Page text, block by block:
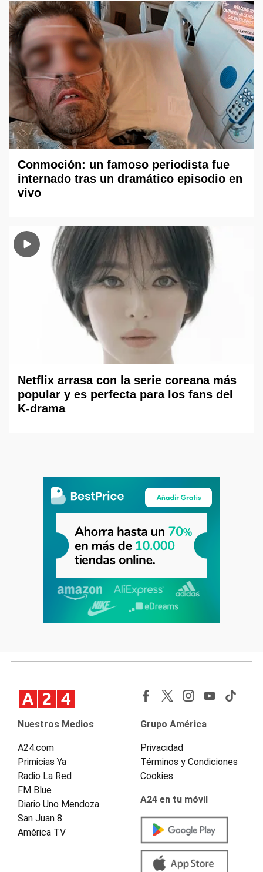
Conmoción: un famoso periodista fue
internado tras un dramático episodio en
vivo
Netflix arrasa con la serie coreana más
popular y es perfecta para los fans del
K-drama
Nuestros Medios
A24.com
Primicias Ya
Radio La Red
FM Blue
Diario Uno Mendoza
San Juan 8
América TV
Grupo América
Privacidad
Términos y Condiciones
Cookies
A24 en tu móvil